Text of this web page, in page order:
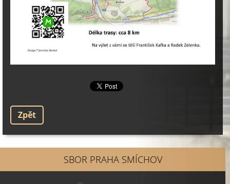
Zpět
SBOR PRAHA SMÍCHOV